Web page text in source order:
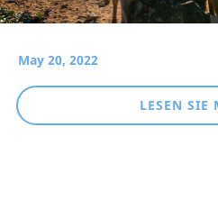
May 20, 2022
LESEN SIE